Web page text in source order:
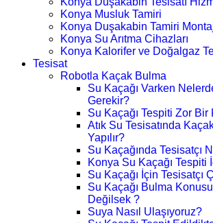
Konya Musluk Tamiri
Konya Duşakabin Tamiri
Konya Su Arıtma Cihazları
Konya Kalorifer ve Doğalgaz
Tesisat
Robotla Kaçak Bulma
Su Kaçağı Varken
Gerekir?
Su Kaçağı Tespiti Zor
Atık Su Tesisatında
Yapılır?
Su Kaçağında Tesisatçı
Konya Su Kaçağı Tespiti
Su Kaçağı İçin Tesisatçı
Su Kaçağı Bulma
Değilsek ?
Suya Nasıl Ulaşıyoruz?